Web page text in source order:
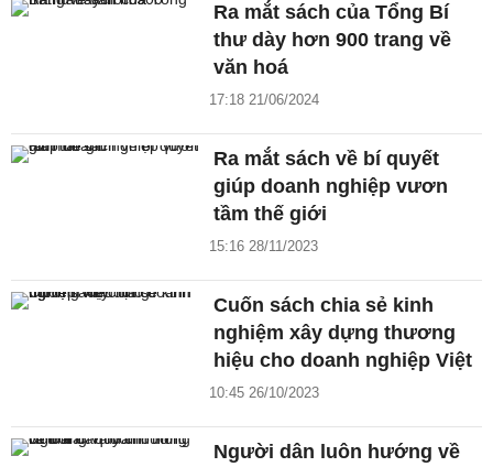
Ra mắt sách của Tổng Bí
thư dày hơn 900 trang về
văn hoá
17:18 21/06/2024
Ra mắt sách về bí quyết
giúp doanh nghiệp vươn
tầm thế giới
15:16 28/11/2023
Cuốn sách chia sẻ kinh
nghiệm xây dựng thương
hiệu cho doanh nghiệp Việt
10:45 26/10/2023
Người dân luôn hướng về